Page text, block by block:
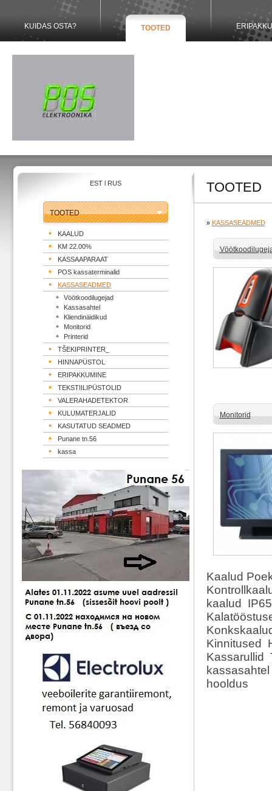
KUIDAS OSTA? TOOTED
EST l RUS
TOOTED
KAALUD
KM 22.00%
KASSAAPARAAT
POS kassaterminalid
KASSASEADMED
Vöötkoodilugejad
Kassasahtel
Kliendinäidikud
Monitorid
Printerid
TŠEKIPRINTER_
HINNAPÜSTOL
ERIPAKKUMINE
TEKSTIILIPÜSTOLID
VALERAHADETEKTOR
KULUMATERJALID
KASUTATUD SEADMED
Punane tn.56
kassa
TOOTED
» KASSASEADMED
Monitorid
Kaalud
kaalud
Kinnitused
Kassarullid
hooldus